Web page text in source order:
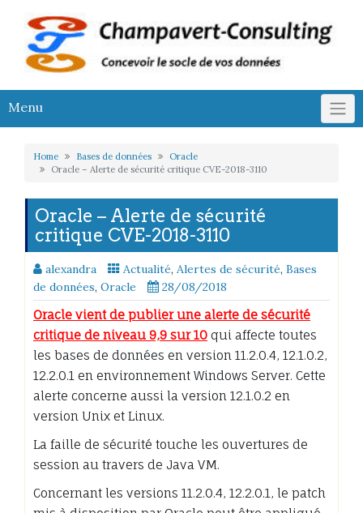
content
Menu
Home Bases de données
Oracle
Oracle – Alerte de sécurité critique CVE-2018-3110
Oracle – Alerte de sécurité
critique CVE-2018-3110
alexandra Actualité, Alertes de sécurité, Bases
de données, Oracle 28/08/2018
Oracle vient de publier une alerte de sécurité
critique de niveau 9,9 sur 10 qui affecte toutes
les bases de données en version 11.2.0.4, 12.1.0.2,
12.2.0.1 en environnement Windows Server. Cette
alerte concerne aussi la version 12.1.0.2 en
version Unix et Linux.
La faille de sécurité touche les ouvertures de
session au travers de Java VM.
Concernant les versions 11.2.0.4, 12.2.0.1, le patch